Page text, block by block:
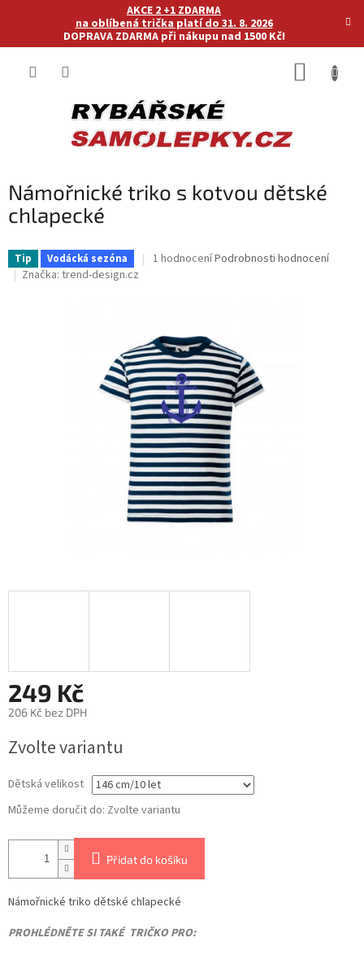
AKCE 2 +1 ZDARMA
na oblíbená trička platí do 31. 8. 2026
DOPRAVA ZDARMA při nákupu nad 1500 Kč!
Námořnické triko s kotvou dětské
chlapecké
Tip Vodácká sezóna
Průměrné
z
5
hvězdiček.
1 hodnoceníPodrobnosti hodnocení
Značka: trend-design.cz
249 Kč
206 Kč bez DPH
cena:
Zvolte variantu
Dětská velikost
Můžeme doručit do: Zvolte variantu
Přidat do košíku
Námořnické triko dětské chlapecké
PROHLÉDNĚTE SI TAKÉ TRIČKO PRO: